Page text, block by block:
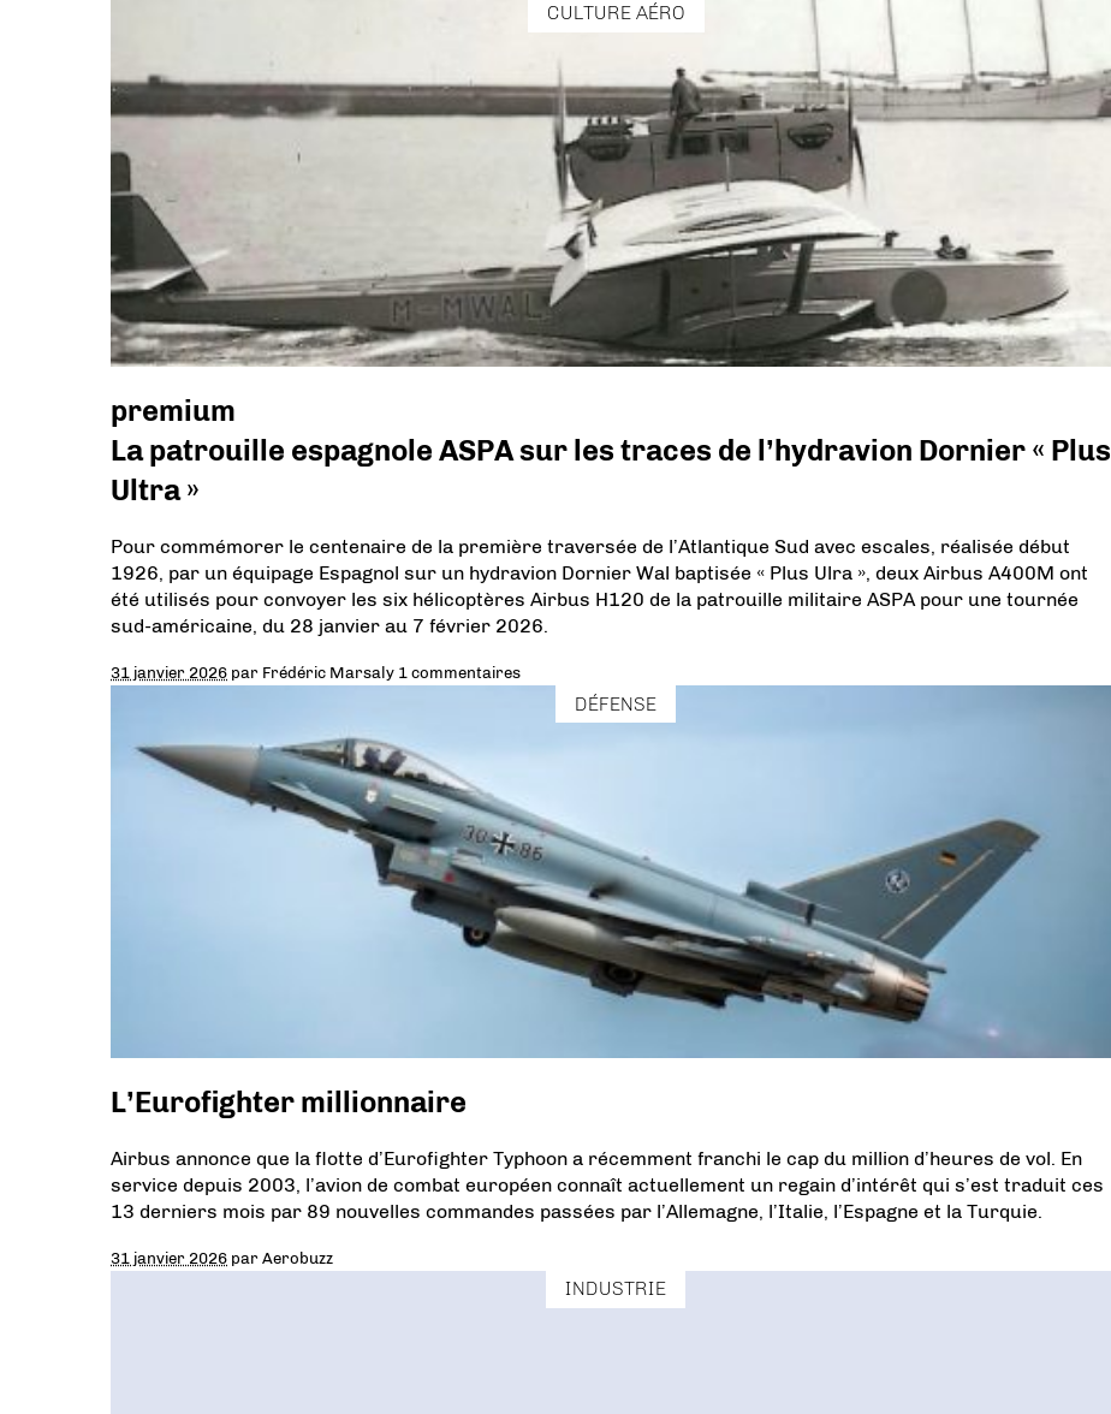
CULTURE AÉRO
premium
La patrouille espagnole ASPA sur les traces de l’hydravion Dornier « Plus
Ultra »
Pour commémorer le centenaire de la première traversée de l’Atlantique Sud avec escales, réalisée début
1926, par un équipage Espagnol sur un hydravion Dornier Wal baptisée « Plus Ulra », deux Airbus A400M ont
été utilisés pour convoyer les six hélicoptères Airbus H120 de la patrouille militaire ASPA pour une tournée
sud-américaine, du 28 janvier au 7 février 2026.
31 janvier 2026 par Frédéric Marsaly 1 commentaires
DÉFENSE
L’Eurofighter millionnaire
Airbus annonce que la flotte d’Eurofighter Typhoon a récemment franchi le cap du million d’heures de vol. En
service depuis 2003, l’avion de combat européen connaît actuellement un regain d’intérêt qui s’est traduit ces
13 derniers mois par 89 nouvelles commandes passées par l’Allemagne, l’Italie, l’Espagne et la Turquie.
31 janvier 2026 parAerobuzz
INDUSTRIE